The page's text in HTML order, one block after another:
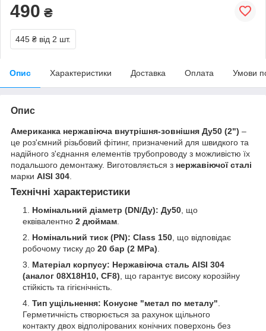
490 ₴
445 ₴ від 2 шт.
Опис Характеристики Доставка Оплата Умови
Опис
Американка нержавіюча внутрішня-зовнішня Ду50 (2") –
це роз'ємний різьбовий фітинг, призначений для швидкого та
надійного з'єднання елементів трубопроводу з можливістю їх
подальшого демонтажу. Виготовляється з нержавіючої сталі
марки AISI 304
Технічні характеристики
Номінальний діаметр (DN/Ду): Ду50 , що
еквівалентно 2 дюймам
Номінальний тиск (PN): Class 150 , що відповідає
робочому тиску до 20 бар (2 MPa)
Матеріал корпусу: Нержавіюча сталь AISI 304
(аналог 08Х18Н10, CF8) , що гарантує високу корозійну
стійкість та гігієнічність.
Тип ущільнення: Конусне "метал по металу"
Герметичність створюється за рахунок щільного
контакту двох відполірованих конічних поверхонь без